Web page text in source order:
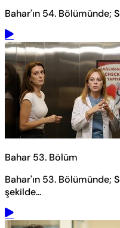
Bahar'ın 54. Bölümünde;
Bahar 53. Bölüm
Bahar'ın 53. Bölümünde;
şekilde...